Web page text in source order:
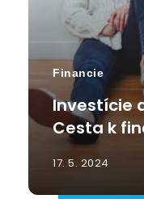
Financie
Investície
Cesta k
17. 5. 2024